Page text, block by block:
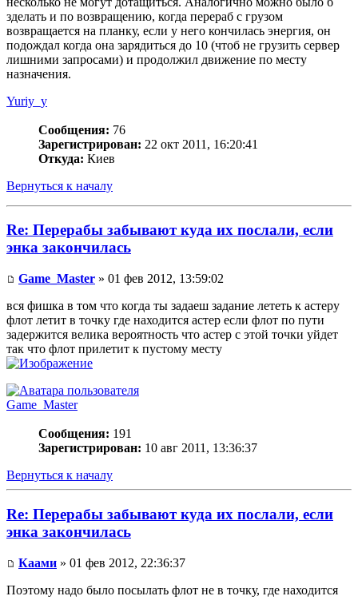
зделать и по возвращению, когда перераб с грузом
возвращается на планку, если у него кончилась энергия, он
подождал когда она зарядиться до 10 (чтоб не грузить сервер
лишними запросами) и продолжил движение по месту
назначения.
Yuriy_y
Сообщения: 76
Зарегистрирован: 22 окт 2011, 16:20:41
Откуда: Киев
Вернуться к началу
Re: Перерабы забывают куда их послали, если
энка закончилась
Game_Master » 01 фев 2012, 13:59:02
вся фишка в том что когда ты задаеш задание лететь к астеру
флот летит в точку где находится астер если флот по пути
задержится велика вероятность что астер с этой точки уйдет
так что флот прилетит к пустому месту
Game_Master
Сообщения: 191
Зарегистрирован: 10 авг 2011, 13:36:37
Вернуться к началу
Re: Перерабы забывают куда их послали, если
энка закончилась
Каами » 01 фев 2012, 22:36:37
Поэтому надо было посылать флот не в точку, где находится